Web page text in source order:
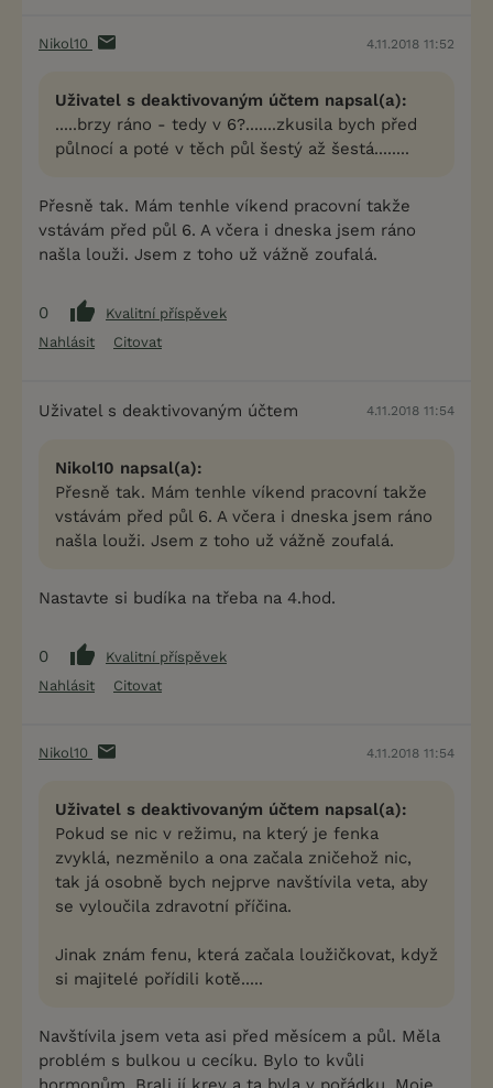
Nikol10 4.11.2018 11:52
Uživatel s deaktivovaným účtem napsal(a):
.....brzy ráno - tedy v 6?.......zkusila bych před
půlnocí a poté v těch půl šestý až šestá........
Přesně tak. Mám tenhle víkend pracovní takže
vstávám před půl 6. A včera i dneska jsem ráno
našla louži. Jsem z toho už vážně zoufalá.
0
Kvalitní příspěvek
Nahlásit
Citovat
Uživatel s deaktivovaným účtem 4.11.2018 11:54
Nikol10 napsal(a):
Přesně tak. Mám tenhle víkend pracovní takže
vstávám před půl 6. A včera i dneska jsem ráno
našla louži. Jsem z toho už vážně zoufalá.
Nastavte si budíka na třeba na 4.hod.
0
Kvalitní příspěvek
Nahlásit
Citovat
Nikol10 4.11.2018 11:54
Uživatel s deaktivovaným účtem napsal(a):
Pokud se nic v režimu, na který je fenka
zvyklá, nezměnilo a ona začala zničehož nic,
tak já osobně bych nejprve navštívila veta, aby
se vyloučila zdravotní příčina.
Jinak znám fenu, která začala loužičkovat, když
si majitelé pořídili kotě.....
Navštívila jsem veta asi před měsícem a půl. Měla
problém s bulkou u cecíku. Bylo to kvůli